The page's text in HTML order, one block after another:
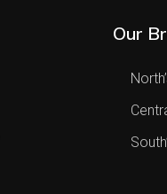
Our